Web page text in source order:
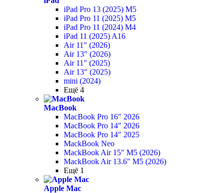
iPad Pro 13 (2025) M5
iPad Pro 11 (2025) M5
iPad Pro 11 (2024) M4
iPad 11 (2025) A16
Air 11" (2026)
Air 13" (2026)
Air 11" (2025)
Air 13" (2025)
mini (2024)
Ещё 4
MacBook
MacBook Pro 16" 2026
MacBook Pro 14" 2026
MacBook Pro 14" 2025
MackBook Neo
MackBook Air 15" M5 (2026)
MackBook Air 13.6" M5 (2026)
Ещё 1
Apple Mac